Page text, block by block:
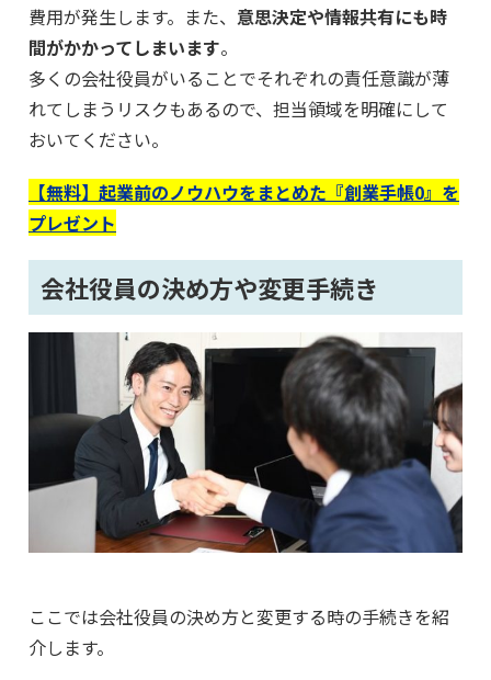
費用が発生します。また、 意思決定や情報共有にも時
間がかかってしまいます。
多くの会社役員がいることでそれぞれの責任意識が薄
れてしまうリスクもあるので、担当領域を明確にして
おいてください。
【無料】起業前のノウハウをまとめた『創業手帳0』を
プレゼント
会社役員の決め方や変更手続き
ここでは会社役員の決め方と変更する時の手続きを紹
介します。